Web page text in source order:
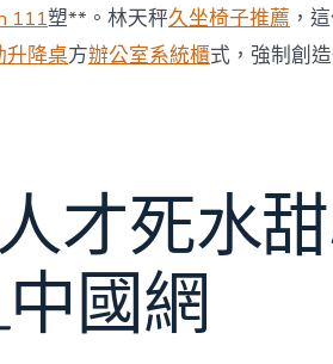
111塑**。林天秤久坐椅子推薦 ，
升降桌方辦公室系統櫃式，強制創
才死水
國網